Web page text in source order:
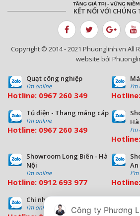
KẾT NỐI VỚI CHÚNG
Copyright © 2014 - 2021 Phuonglinh.vn All
website bởi
Quạt công nghiệp
I'm online
Hotline: 0967 260 349
I'm
Hotline:
Tủ điện - Thang máng cáp
I'm online
Hotline: 0967 260 349 I'm
Hotline:
Showroom Long Biên - Hà
Nội
I'm online
Hotline: 0912 693 977
An
Hotline:
Chi nhánh Đà Nẵng
I'm online I'm
Công ty Phương